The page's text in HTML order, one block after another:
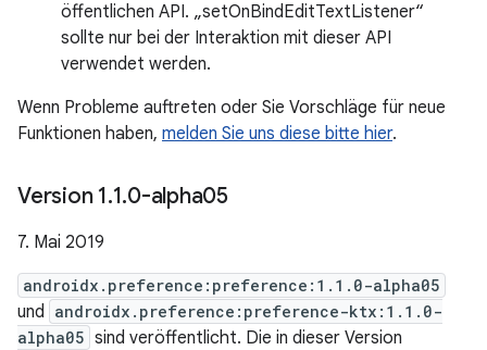
öffentlichen API. „setOnBindEditTextListener“
sollte nur bei der Interaktion mit dieser API
verwendet werden.
Wenn Probleme auftreten oder Sie Vorschläge für neue
Funktionen haben, melden Sie uns diese bitte hier.
Version 1.1.0-alpha05
7. Mai 2019
androidx.preference:preference:1.1.0-alpha05
und androidx.preference:preference-ktx:1.1.0-
alpha05 sind veröffentlicht. Die in dieser Version